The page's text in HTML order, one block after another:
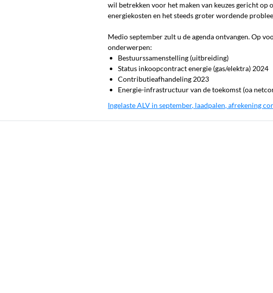
wil betrekken voor het maken van keuzes gericht op
energiekosten en het steeds groter wordende
Medio september zult u de agenda ontvangen. Op
onderwerpen:
Bestuurssamenstelling (uitbreiding)
Status inkoopcontract energie (gas/elektra) 2024
Contributieafhandeling 2023
Energie-infrastructuur van de toekomst (oa
Ingelaste ALV in september, laadpalen, afrekening